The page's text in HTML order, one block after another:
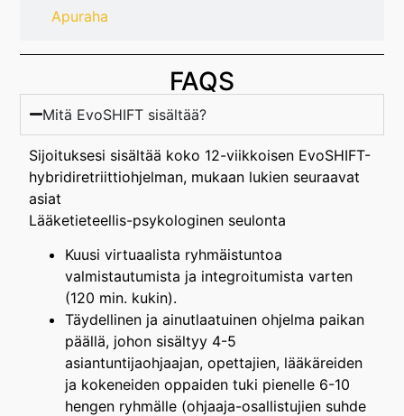
Apuraha
FAQS
Mitä EvoSHIFT sisältää?
Sijoituksesi sisältää koko 12-viikkoisen EvoSHIFT-
hybridiretriittiohjelman, mukaan lukien seuraavat
asiat
Lääketieteellis-psykologinen seulonta
Kuusi virtuaalista ryhmäistuntoa
valmistautumista ja integroitumista varten
(120 min. kukin).
Täydellinen ja ainutlaatuinen ohjelma paikan
päällä, johon sisältyy 4-5
asiantuntijaohjaajan, opettajien, lääkäreiden
ja kokeneiden oppaiden tuki pienelle 6-10
hengen ryhmälle (ohjaaja-osallistujien suhde